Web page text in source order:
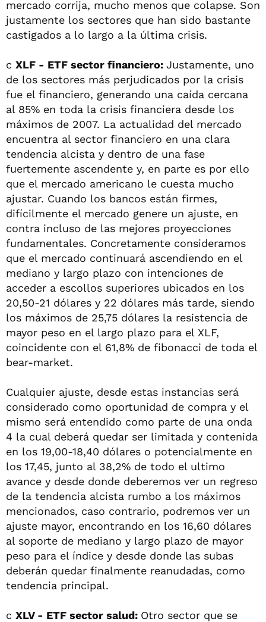
mercado corrija, mucho menos que colapse. Son
justamente los sectores que han sido bastante
castigados a lo largo a la última crisis.
c XLF - ETF sector financiero: Justamente, uno
de los sectores más perjudicados por la crisis
fue el financiero, generando una caída cercana
al 85% en toda la crisis financiera desde los
máximos de 2007. La actualidad del mercado
encuentra al sector financiero en una clara
tendencia alcista y dentro de una fase
fuertemente ascendente y, en parte es por ello
que el mercado americano le cuesta mucho
ajustar. Cuando los bancos están firmes,
difícilmente el mercado genere un ajuste, en
contra incluso de las mejores proyecciones
fundamentales. Concretamente consideramos
que el mercado continuará ascendiendo en el
mediano y largo plazo con intenciones de
acceder a escollos superiores ubicados en los
20,50-21 dólares y 22 dólares más tarde, siendo
los máximos de 25,75 dólares la resistencia de
mayor peso en el largo plazo para el XLF,
coincidente con el 61,8% de fibonacci de toda el
bear-market.
Cualquier ajuste, desde estas instancias será
considerado como oportunidad de compra y el
mismo será entendido como parte de una onda
4 la cual deberá quedar ser limitada y contenida
en los 19,00-18,40 dólares o potencialmente en
los 17,45, junto al 38,2% de todo el ultimo
avance y desde donde deberemos ver un regreso
de la tendencia alcista rumbo a los máximos
mencionados, caso contrario, podremos ver un
ajuste mayor, encontrando en los 16,60 dólares
al soporte de mediano y largo plazo de mayor
peso para el índice y desde donde las subas
deberán quedar finalmente reanudadas, como
tendencia principal.
c XLV - ETF sector salud: Otro sector que se